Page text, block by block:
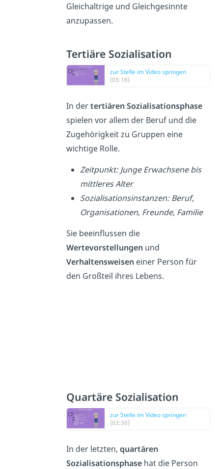
Gleichaltrige und Gleichgesinnte
anzupassen.
Tertiäre Sozialisation
zur Stelle im Video springen
(03:18)
In dertertiären Sozialisationsphase
spielen vor allem der Beruf und die
Zugehörigkeit zu Gruppen eine
wichtige Rolle.
Zeitpunkt: Junge Erwachsene bis
mittleres Alter
Sozialisationsinstanzen: Beruf,
Organisationen, Freunde, Familie
Sie beeinflussen die
Wertevorstellungen und
Verhaltensweisen einer Person für
den Großteil ihres Lebens.
Quartäre Sozialisation
zur Stelle im Video springen
(03:30)
In der letzten, quartären
Sozialisationsphasehat die Person